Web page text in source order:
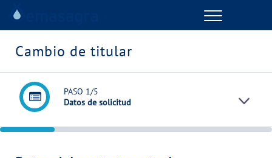
Menu
GESTIONES ONLINE
VER TODAS LAS GESTIONES
TU SERVICIO
Cambio de titular
PASO 1/5
Datos de solicitud